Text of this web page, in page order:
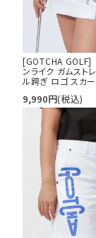
[GOTCHA GOLF]
ンライク ガムスト
ル跨ぎ ロゴ スカー
9,990円(税込)